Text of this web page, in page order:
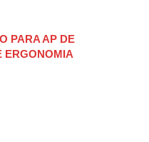
PARA AP DE
ERGONOMIA